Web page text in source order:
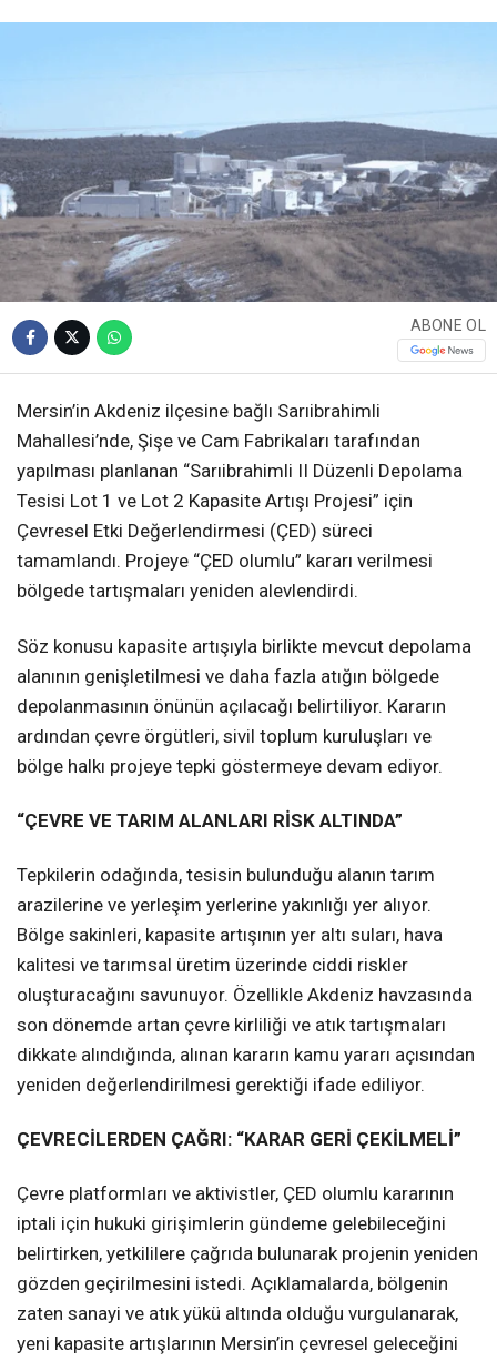
ABONE OL
Mersin’in Akdeniz ilçesine bağlı Sarıibrahimli
Mahallesi’nde, Şişe ve Cam Fabrikaları tarafından
yapılması planlanan “Sarıibrahimli II Düzenli Depolama
Tesisi Lot 1 ve Lot 2 Kapasite Artışı Projesi” için
Çevresel Etki Değerlendirmesi (ÇED) süreci
tamamlandı. Projeye “ÇED olumlu” kararı verilmesi
bölgede tartışmaları yeniden alevlendirdi.
Söz konusu kapasite artışıyla birlikte mevcut depolama
alanının genişletilmesi ve daha fazla atığın bölgede
depolanmasının önünün açılacağı belirtiliyor. Kararın
ardından çevre örgütleri, sivil toplum kuruluşları ve
bölge halkı projeye tepki göstermeye devam ediyor.
“ÇEVRE VE TARIM ALANLARI RİSK ALTINDA”
Tepkilerin odağında, tesisin bulunduğu alanın tarım
arazilerine ve yerleşim yerlerine yakınlığı yer alıyor.
Bölge sakinleri, kapasite artışının yer altı suları, hava
kalitesi ve tarımsal üretim üzerinde ciddi riskler
oluşturacağını savunuyor. Özellikle Akdeniz havzasında
son dönemde artan çevre kirliliği ve atık tartışmaları
dikkate alındığında, alınan kararın kamu yararı açısından
yeniden değerlendirilmesi gerektiği ifade ediliyor.
ÇEVRECİLERDEN ÇAĞRI: “KARAR GERİ ÇEKİLMELİ”
Çevre platformları ve aktivistler, ÇED olumlu kararının
iptali için hukuki girişimlerin gündeme gelebileceğini
belirtirken, yetkililere çağrıda bulunarak projenin yeniden
gözden geçirilmesini istedi. Açıklamalarda, bölgenin
zaten sanayi ve atık yükü altında olduğu vurgulanarak,
yeni kapasite artışlarının Mersin’in çevresel geleceğini